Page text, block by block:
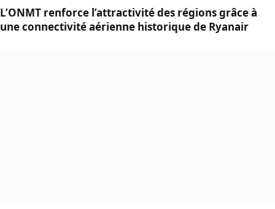
L’ONMT renforce l’attractivité des régions grâce à
une connectivité aérienne historique de Ryanair